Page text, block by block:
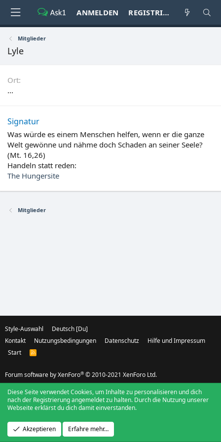
ANMELDEN REGISTRIEREN
Mitglieder
Lyle
Ort
...
Signatur
Was würde es einem Menschen helfen, wenn er die ganze
Welt gewönne und nähme doch Schaden an seiner Seele?
(Mt. 16,26)
Handeln statt reden:
The Hungersite
Mitglieder
Style-Auswahl
Deutsch [Du]
Kontakt
Nutzungsbedingungen Datenschutz
Hilfe und Impressum
Start
R
S
Forum software by XenForo® © 2010-2021 XenForo Ltd.
Diese Seite verwendet Cookies, um Inhalte zu personalisieren und dich
nach der Registrierung angemeldet zu halten. Durch die Nutzung unserer
Webseite erklärst du dich damit einverstanden.
Akzeptieren Erfahre mehr…